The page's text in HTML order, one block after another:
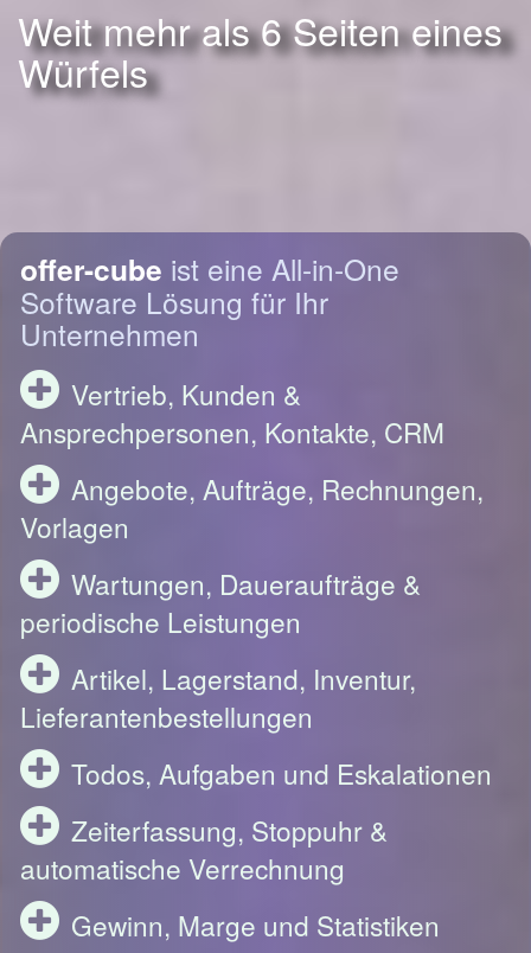
Weit mehr als 6 Seiten eines
Würfels
offer-cube ist eine All-in-One
Software Lösung für Ihr
Unternehmen
Vertrieb, Kunden &
Ansprechpersonen, Kontakte, CRM
Angebote, Aufträge, Rechnungen,
Vorlagen
Wartungen, Daueraufträge &
periodische Leistungen
Artikel, Lagerstand, Inventur,
Lieferantenbestellungen
Todos, Aufgaben und Eskalationen
Zeiterfassung, Stoppuhr &
automatische Verrechnung
Gewinn, Marge und Statistiken